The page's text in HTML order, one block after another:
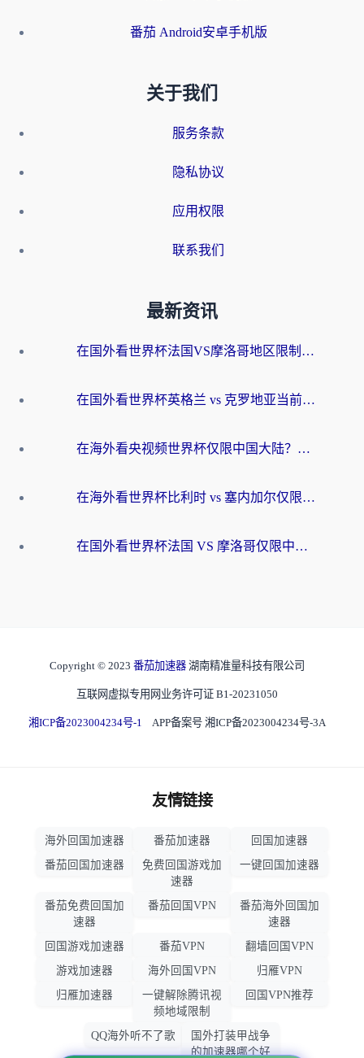
番茄 Android安卓手机版
关于我们
服务条款
隐私协议
应用权限
联系我们
最新资讯
在国外看世界杯法国VS摩洛哥地区限制？这篇指南让你流畅看中文解说无压力
在国外看世界杯英格兰 vs 克罗地亚当前地区不可播放？这篇指南帮你搞定所有海外观赛难题
在海外看央视频世界杯仅限中国大陆？这篇指南帮你解锁中文解说+无卡顿直播
在海外看世界杯比利时 vs 塞内加尔仅限中国大陆？我找到了最流畅的中文解说之路
在国外看世界杯法国 VS 摩洛哥仅限中国大陆？海外党这样看中文解说赛事不卡顿
Copyright © 2023 番茄加速器 湖南精准量科技有限公司
互联网虚拟专用网业务许可证 B1-20231050
湘ICP备2023004234号-1 APP备案号 湘ICP备2023004234号-3A
友情链接
海外回国加速器 番茄加速器
回国加速器
番茄回国加速器
免费回国游戏加
速器
一键回国加速器
番茄免费回国加
速器
番茄回国VPN
番茄海外回国加
速器
回国游戏加速器
番茄VPN
翻墙回国VPN
游戏加速器
海外回国VPN
归雁VPN
归雁加速器
一键解除腾讯视
频地域限制
回国VPN推荐
QQ海外听不了歌
国外打装甲战争
的加速器哪个好